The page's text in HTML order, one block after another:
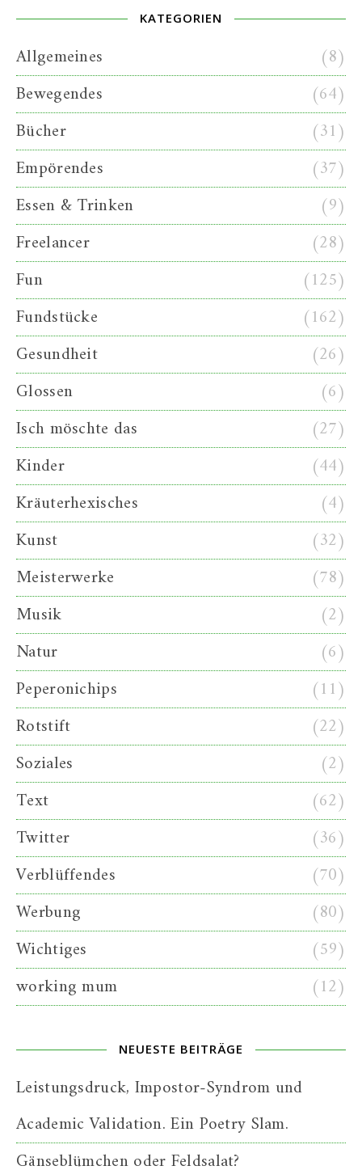
KATEGORIEN
Allgemeines
(8)
Bewegendes
(64)
Bücher
(31)
Empörendes
(37)
Essen & Trinken
(9)
Freelancer
(28)
Fun
(125)
Fundstücke
(162)
Gesundheit
(26)
Glossen
(6)
Isch möschte das
(27)
Kinder
(44)
Kräuterhexisches
(4)
Kunst
(32)
Meisterwerke
(78)
Musik
(2)
Natur
(6)
Peperonichips
(11)
Rotstift
(22)
Soziales
(2)
Text
(62)
Twitter
(36)
Verblüffendes
(70)
Werbung
(80)
Wichtiges
(59)
working mum
(12)
NEUESTE BEITRÄGE
Leistungsdruck, Impostor-Syndrom und
Academic Validation. Ein Poetry Slam.
Gänseblümchen oder Feldsalat?